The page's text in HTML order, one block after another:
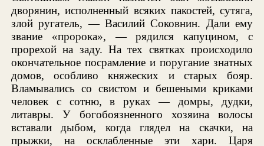
дворянин, исполненный всяких пакостей, сутяга,
злой ругатель, — Василий Соковнин. Дали ему
звание «пророка», — рядился капуцином, с
прорехой на заду. На тех святках происходило
окончательное посрамление и поругание знатных
домов, особливо княжеских и старых бояр.
Вламывались со свистом и бешеными криками
человек с сотню, в руках — домры, дудки,
литавры. У богобоязненного хозяина волосы
вставали дыбом, когда глядел на скачки, на
прыжки, на осклабленные эти хари. Царя